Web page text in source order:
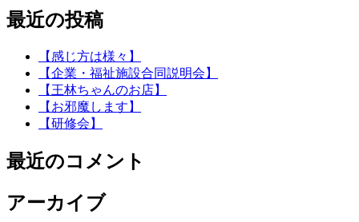
ビ
ン
稿:
最近の投稿
【感じ方は様々】
【企業・福祉施設合同説明会】
【王林ちゃんのお店】
【お邪魔します】
【研修会】
最近のコメント
アーカイブ